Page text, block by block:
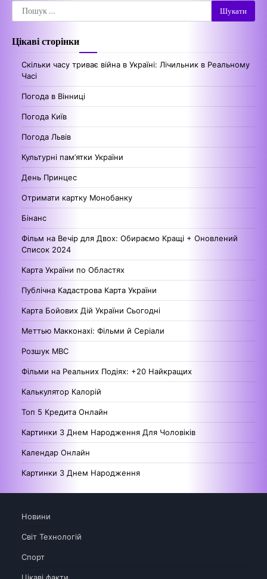
Пошук:
Цікаві сторінки
Скільки часу триває війна в Україні: Лічильник в Реальному
Часі
Погода в Вінниці
Погода Київ
Погода Львів
Культурні пам’ятки України
День Принцес
Отримати картку Монобанку
Бінанс
Фільм на Вечір для Двох: Обираємо Кращі + Оновлений
Список 2024
Карта України по Областях
Публічна Кадастрова Карта України
Карта Бойових Дій України Сьогодні
Меттью Макконахі: Фільми й Серіали
Розшук МВС
Фільми на Реальних Подіях: +20 Найкращих
Калькулятор Калорій
Топ 5 Кредита Онлайн
Картинки З Днем Народження Для Чоловіків
Календар Онлайн
Картинки З Днем Народження
Новини
Світ Технологій
Спорт
Цікаві факти